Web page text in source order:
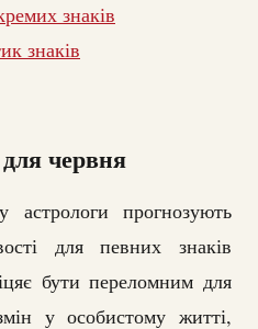
знаків
знаків
для червня
астрологи прогнозують
для певних знаків
бути переломним для
у особистому житті,